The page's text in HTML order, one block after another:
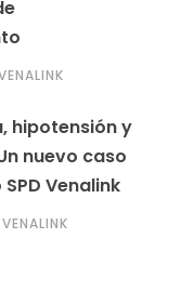
hipotensión y
nuevo caso
Venalink
VENALINK